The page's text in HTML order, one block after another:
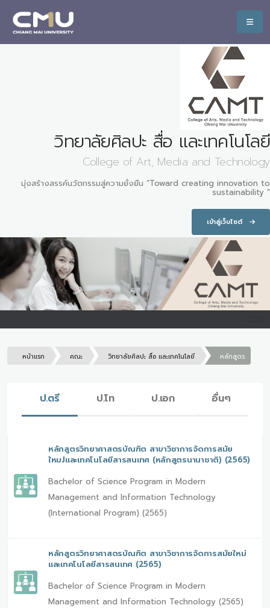
วิทยาลัยศิลปะ สื่อ และเทคโนโลยี
College of Art, Media and Technology
มุ่งสร้างสรรค์นวัตกรรมสู่ความยั่งยืน “Toward creating innovation to
sustainability ”
เข้าสู่เว็บไซต์
หน้าแรก คณะ วิทยาลัยศิลปะ สื่อ และเทคโนโลยี หลักสูตร
ป.ตรี ป.โท ป.เอก อื่นๆ
หลักสูตรวิทยาศาสตรบัณฑิต สาขาวิชาการจัดการสมัย
ใหมJและเทคโนโลยีสารสนเทศ (หลักสูตรนานาชาติ) (2565)
Bachelor of Science Program in Modern
Management and Information Technology
(International Program) (2565)
หลักสูตรวิทยาศาสตรบัณฑิต สาขาวิชาการจัดการสมัยใหม่
และเทคโนโลยีสารสนเทศ (2565)
Bachelor of Science Program in Modern
Management and Information Technology (2565)